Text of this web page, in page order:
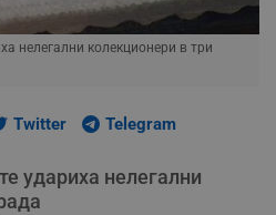
нелегални колекционери в три
Twitter Telegram
удариха нелегални